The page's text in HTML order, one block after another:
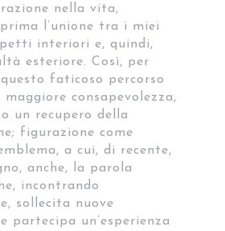
nella vita,
l’unione tra i miei
interiori e, quindi,
esteriore. Così, per
faticoso percorso
maggiore consapevolezza,
un recupero della
figurazione come
a cui, di recente,
anche, la parola
incontrando
sollecita nuove
partecipa un’esperienza